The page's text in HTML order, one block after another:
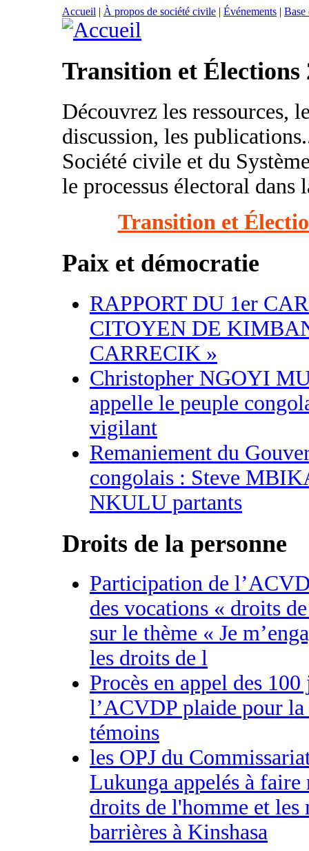
Accueil | À propos de société civile | Événements | Base
Transition et Élections
Découvrez les ressources,
discussion, les
Société civile et du
le processus électoral dans
Transition et
Paix et démocratie
RAPPORT DU 1er
CITOYEN DE
CARRECIK »
Christopher NGOYI
appelle le peuple
vigilant
Remaniement du
congolais : Steve
NKULU partants
Droits de la personne
Participation de
des vocations « droits
sur le thème « Je
les droits de l
Procès en appel des
l’ACVDP plaide pour la
témoins
les OPJ du
Lukunga appelés à faire
droits de l'homme et les
barrières à Kinshasa